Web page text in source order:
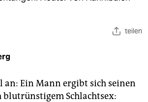
teilen
an: Ein Mann ergibt sich seinen
blutrünstigem Schlachtsex: